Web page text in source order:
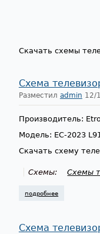
Скачать схемы
Схема
Разместил admin 12/
Производитель:
Модель: EC-2023
Скачать схему
Схемы: Схемы
подробнее
Схема